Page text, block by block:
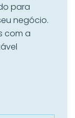
para
negócio.
com a